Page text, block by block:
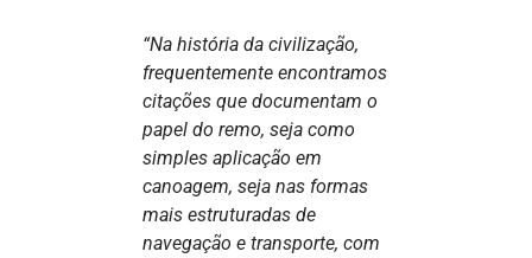
“Na história da civilização,
frequentemente encontramos
citações que documentam o
papel do remo, seja como
simples aplicação em
canoagem, seja nas formas
mais estruturadas de
navegação e transporte, com